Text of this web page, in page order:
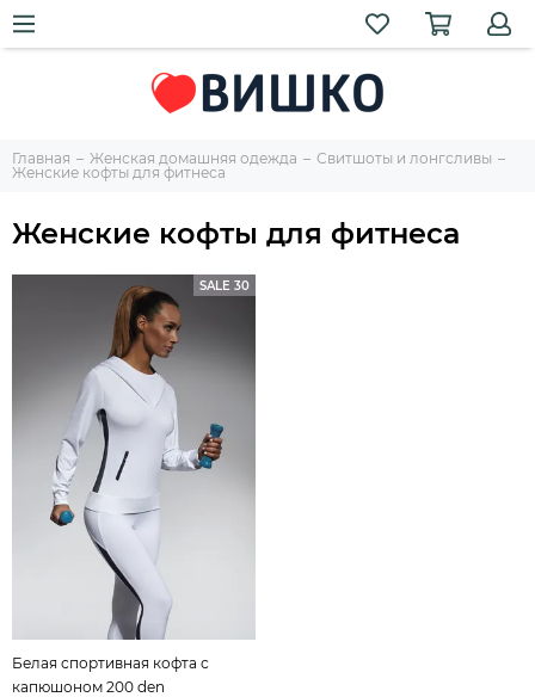
Главная Женская домашняя одежда
Свитшоты и лонгсливы
Женские кофты для фитнеса
Женские кофты для фитнеса
SALE 30
Белая спортивная кофта с
капюшоном 200 den